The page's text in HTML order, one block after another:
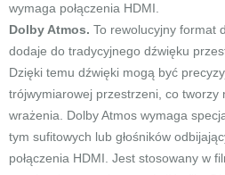
wymaga połączenia HDMI.
Dolby Atmos. To rewolucyjny format
dodaje do tradycyjnego dźwięku
Dzięki temu dźwięki mogą być
trójwymiarowej przestrzeni, co tworzy
wrażenia. Dolby Atmos wymaga
tym sufitowych lub głośników
połączenia HDMI. Jest stosowany w